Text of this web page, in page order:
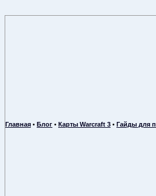
Главная • Блог • Карты Warcraft 3 • Гайды для